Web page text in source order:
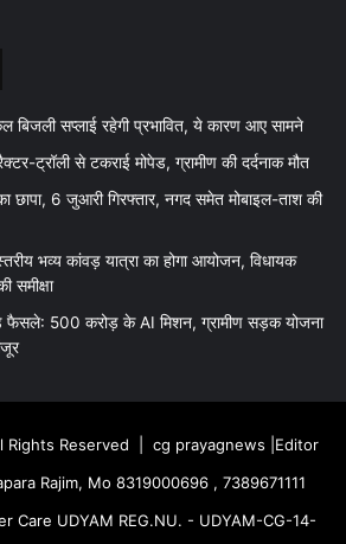
बिजली सप्लाई रहेगी प्रभावित, ये कारण आए सामने
ट्रॉली से टकराई मोपेड, ग्रामीण की दर्दनाक मौत
6 जुआरी गिरफ्तार, नगद समेत मोबाइल-ताश की
भव्य कांवड़ यात्रा का होगा आयोजन, विधायक
समीक्षा
फैसले: 500 करोड़ के AI मिशन, ग्रामीण सड़क योजना
Rights Reserved | cg prayagnews |Editor
Rajim, Mo 8319000696 , 7389671111
Care UDYAM REG.NU. - UDYAM-CG-14-